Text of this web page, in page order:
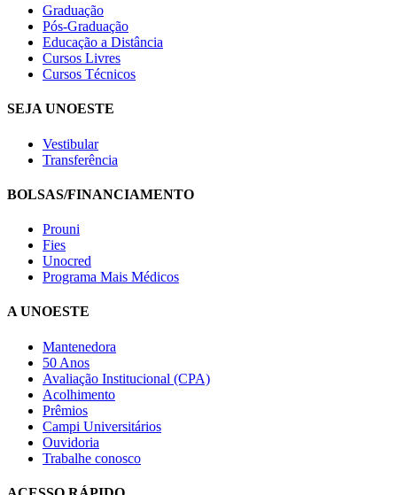
Graduação
Pós-Graduação
Educação a Distância
Cursos Livres
Cursos Técnicos
SEJA UNOESTE
Vestibular
Transferência
BOLSAS/FINANCIAMENTO
Prouni
Fies
Unocred
Programa Mais Médicos
A UNOESTE
Mantenedora
50 Anos
Avaliação Institucional (CPA)
Acolhimento
Prêmios
Campi Universitários
Ouvidoria
Trabalhe conosco